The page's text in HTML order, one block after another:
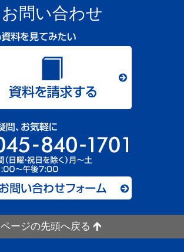
お問い合わせ
ページの先頭へ戻る